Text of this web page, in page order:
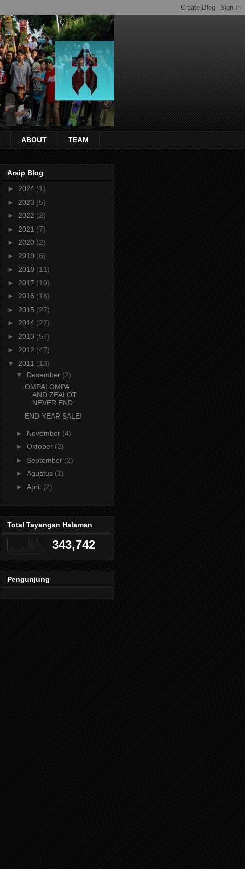
ABOUT TEAM
Arsip Blog
► 2024 (1)
► 2023 (5)
► 2022 (2)
► 2021 (7)
► 2020 (2)
► 2019 (6)
► 2018 (11)
► 2017 (10)
► 2016 (18)
► 2015 (27)
► 2014 (27)
► 2013 (57)
► 2012 (47)
▼ 2011 (13)
▼ Desember (2)
OMPALOMPA
AND ZEALOT
NEVER END
END YEAR SALE!
► November (4)
► Oktober (2)
► September (2)
► Agustus (1)
► April (2)
Total Tayangan Halaman
343,742
Pengunjung